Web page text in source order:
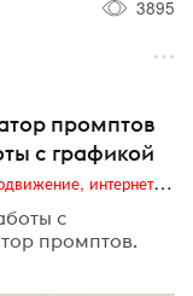
3895
промптов
с графикой
Digital (web-дизайн, интернет-реклама и продвижение, интернет-сообщества и блоги, интернет-коммуникации, мобильный маркетинг, реклама на цифровых экранах)
с
промптов.